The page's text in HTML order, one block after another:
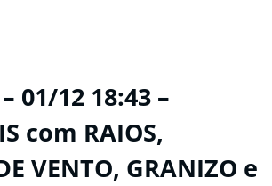
01/12 18:43 –
com RAIOS,
VENTO, GRANIZO e